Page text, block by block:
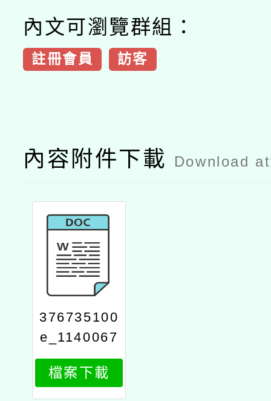
內文可瀏覽群組：
註冊會員 訪客
內容附件下載 Download
376735100
e_1140067
6311_attac
h1
檔案下載